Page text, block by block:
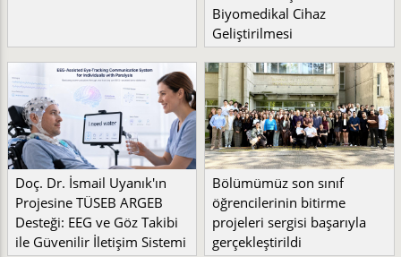
Biyomedikal Cihaz
Geliştirilmesi
Doç. Dr. İsmail Uyanık'ın
Projesine TÜSEB ARGEB
Desteği: EEG ve Göz Takibi
ile Güvenilir İletişim Sistemi
Bölümümüz son sınıf
öğrencilerinin bitirme
projeleri sergisi başarıyla
gerçekleştirildi